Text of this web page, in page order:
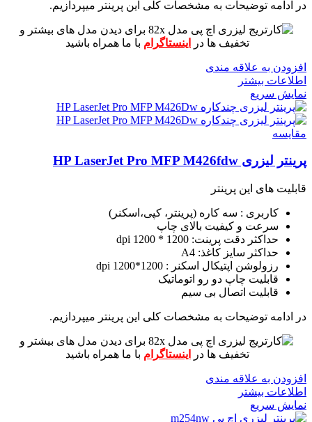
در ادامه توضیحات به مشخصات کلی این پرینتر میپردازیم.
برای دیدن مدل های بیشتر و
تخفیف ها در
اینستاگرام با ما همراه باشید
افزودن به علاقه مندی
اطلاعات بیشتر
نمایش سریع
مقايسه
پرینتر لیزری HP LaserJet Pro MFP M426fdw
قابلیت های این پرینتر
کاربری : سه کاره (پرینتر، کپی،اسکنر)
سرعت و کیفیت بالای چاپ
حداکثر دقت پرینت: 1200 * 1200 dpi
حداکثر سایز کاغذ: A4
رزولوشن اپتیکال اسکنر : 1200*1200 dpi
قابلیت چاپ دو رو اتوماتیک
قابلیت اتصال بی سیم
در ادامه توضیحات به مشخصات کلی این پرینتر میپردازیم.
برای دیدن مدل های بیشتر و
تخفیف ها در
اینستاگرام با ما همراه باشید
افزودن به علاقه مندی
اطلاعات بیشتر
نمایش سریع